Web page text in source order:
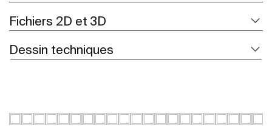
Fichiers 2D et 3D
Dessin techniques